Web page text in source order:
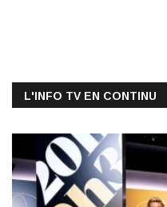
L'INFO TV EN CONTINU